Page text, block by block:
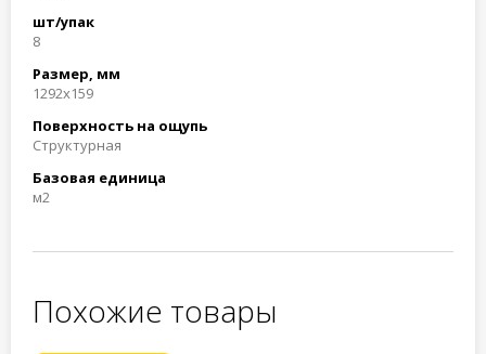
шт/упак
8
Размер, мм
1292x159
Поверхность на ощупь
Структурная
Базовая единица
м2
Похожие товары